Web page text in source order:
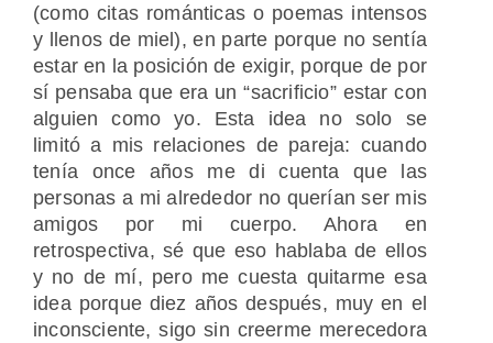
(como citas románticas o poemas intensos
y llenos de miel), en parte porque no sentía
estar en la posición de exigir, porque de por
sí pensaba que era un “sacrificio” estar con
alguien como yo. Esta idea no solo se
limitó a mis relaciones de pareja: cuando
tenía once años me di cuenta que las
personas a mi alrededor no querían ser mis
amigos por mi cuerpo. Ahora en
retrospectiva, sé que eso hablaba de ellos
y no de mí, pero me cuesta quitarme esa
idea porque diez años después, muy en el
inconsciente, sigo sin creerme merecedora